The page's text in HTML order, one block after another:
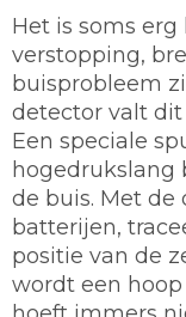
Het is soms
verstopping,
buisprobleem
detector valt dit
Een speciale
hogedrukslang
de buis. Met de
batterijen,
positie van de
wordt een